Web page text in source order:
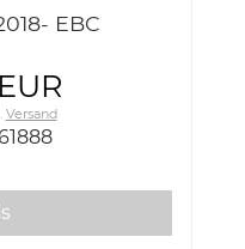
EBC
Versand